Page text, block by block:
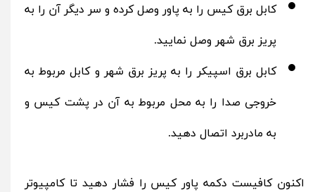
کابل برق کیس را به پاور وصل کرده و سر دیگر آن را به
پریز برق شهر وصل نمایید.
کابل برق اسپیکر را به پریز برق شهر و کابل مربوط به
خروجی صدا را به محل مربوط به آن در پشت کیس و
به مادربرد اتصال دهید.
اکنون کافیست دکمه پاور کیس را فشار دهید تا کامپیوتر